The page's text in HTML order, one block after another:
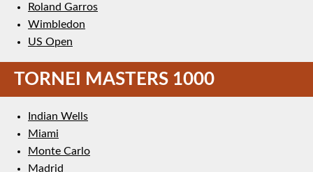
Roland Garros
Wimbledon
US Open
TORNEI MASTERS 1000
Indian Wells
Miami
Monte Carlo
Madrid